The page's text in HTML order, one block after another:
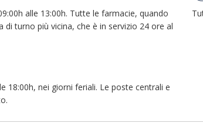
alle 13:00h. Tutte le farmacie, quando
turno più vicina, che è in servizio 24 ore al
18:00h, nei giorni feriali. Le poste centrali e